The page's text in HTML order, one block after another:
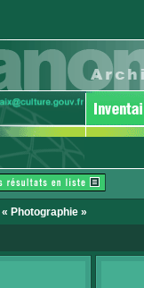
« Photographie »